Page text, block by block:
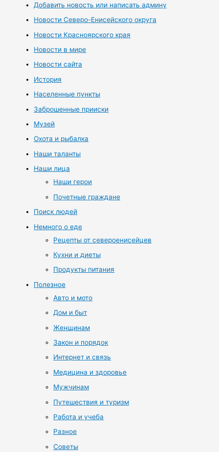
Добавить новость или написать админу
Новости Северо-Енисейского округа
Новости Красноярского края
Новости в мире
Новости сайта
История
Населенные пункты
Заброшенные прииски
Музей
Охота и рыбалка
Наши таланты
Наши лица
Наши герои
Почетные граждане
Поиск людей
Немного о еде
Рецепты от североенисейцев
Кухни и диеты
Продукты питания
Полезное
Авто и мото
Дом и быт
Женщинам
Закон и порядок
Интернет и связь
Медицина и здоровье
Мужчинам
Путешествия и туризм
Работа и учеба
Разное
Советы